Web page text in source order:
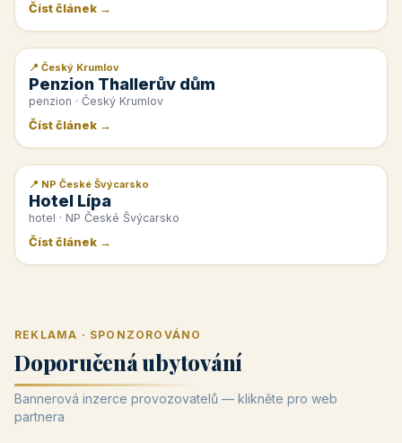
Číst článek →
📰 PR článek
📍 Český Krumlov
Penzion Thallerův dům
penzion · Český Krumlov
Číst článek →
📰 PR článek
📍 NP České Švýcarsko
Hotel Lípa
hotel · NP České Švýcarsko
Číst článek →
REKLAMA · SPONZOROVÁNO
Doporučená ubytování
Bannerová inzerce provozovatelů — klikněte pro web
partnera